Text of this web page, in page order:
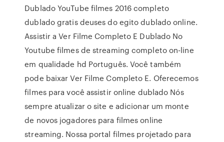
Dublado YouTube filmes 2016 completo
dublado gratis deuses do egito dublado online.
Assistir a Ver Filme Completo E Dublado No
Youtube filmes de streaming completo on-line
em qualidade hd Português. Você também
pode baixar Ver Filme Completo E. Oferecemos
filmes para você assistir online dublado Nós
sempre atualizar o site e adicionar um monte
de novos jogadores para filmes online
streaming. Nossa portal filmes projetado para